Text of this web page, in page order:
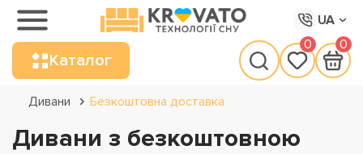
UA
Каталог
0 0
Дивани Безкоштовна доставка
Дивани з безкоштовною